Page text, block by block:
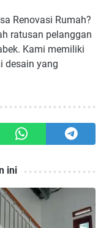
Renovasi Rumah?
ratusan pelanggan
Kami memiliki
desain yang
ini